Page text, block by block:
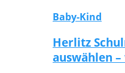
Baby-Kind
Herlitz
auswählen